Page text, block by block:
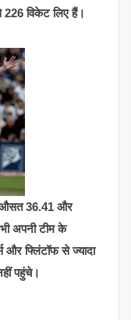
विकेट लिए हैं।
औसत 36.41 और
अपनी टीम के
और फ्लिंटॉफ से ज्यादा
पहुंचे।